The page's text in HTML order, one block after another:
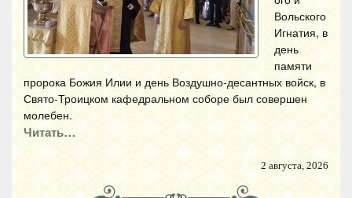
Вольского
Игнатия, в
день
памяти
пророка Божия Илии и день Воздушно-десантных войск, в
Свято-Троицком кафедральном соборе был совершен
молебен.
Читать…
2 августа, 2026